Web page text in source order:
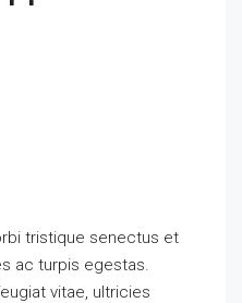
tristique senectus et
ac turpis egestas.
vitae, ultricies